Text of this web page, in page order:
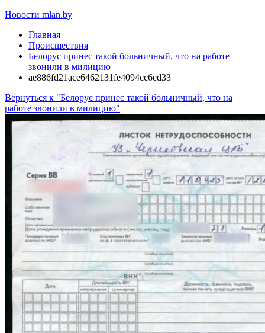
Новости mlan.by
Главная
Происшествия
Белорус принес такой больничный, что на работе
звонили в милицию
ae886fd21ace6462131fe4094cc6ed33
Вернуться к "Белорус принес такой больничный, что на
работе звонили в милицию"